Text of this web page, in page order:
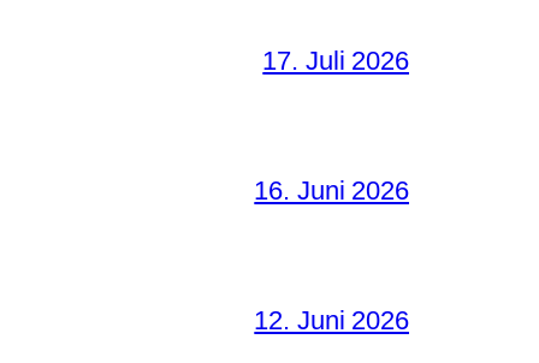
17. Juli 2026
16. Juni 2026
12. Juni 2026